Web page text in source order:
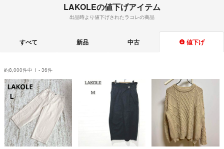
LAKOLEの値下げアイテム
出品時より値下げされたラコレの商品
すべて 新品 中古 値下げ
約8,000件中 1 - 36件